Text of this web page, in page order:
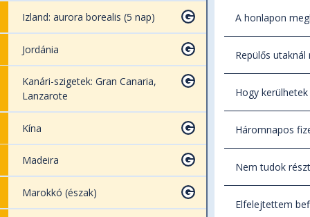
Izland: aurora borealis (5 nap)
Jordánia
Kanári-szigetek: Gran Canaria,
Lanzarote
Kína
Madeira
Marokkó (észak)
vételénél
állapotát,
A honlapon
Útjaink
Repülős
Utazási
program
módon
megfelelő
Ezért van a
Hogy
Az utolsó
együtt már
van. Ha
Háromnapos
A
Nem tudok
Elfelejtettem